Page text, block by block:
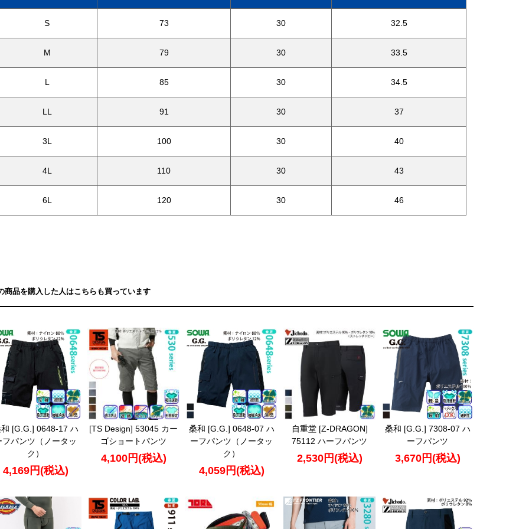
S 73 30 32.5
M 79 30 33.5
L 85 30 34.5
LL 91 30 37
3L 100 30 40
4L 110 30 43
6L 120 30 46
商品を購入した人はこちらも買っています
[G.G.] 0648-17 ハ
フパンツ（ノータッ
ク）
4,169円(税込)
[TS Design] 53045 カー
ゴショートパンツ
4,100円(税込)
桑和 [G.G.] 0648-07 ハ
ーフパンツ（ノータッ
ク）
4,059円(税込)
自重堂 [Z-DRAGON]
75112 ハーフパンツ
2,530円(税込)
桑和 [G.G.] 7308-07 ハ
ーフパンツ
3,670円(税込)